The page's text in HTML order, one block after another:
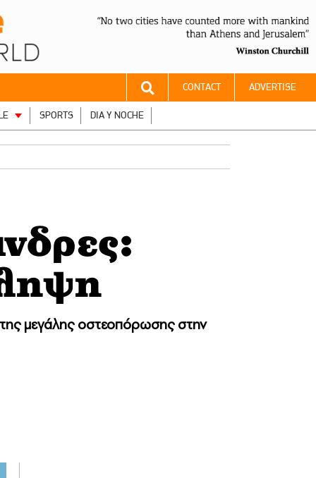
CONTACT ADVERTISE
SPORTS DIA Y NOCHE
της μεγάλης οστεοπόρωσης στην